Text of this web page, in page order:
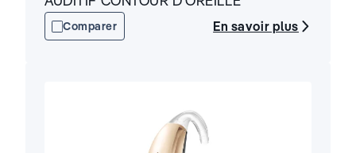
Comparer En savoir plus